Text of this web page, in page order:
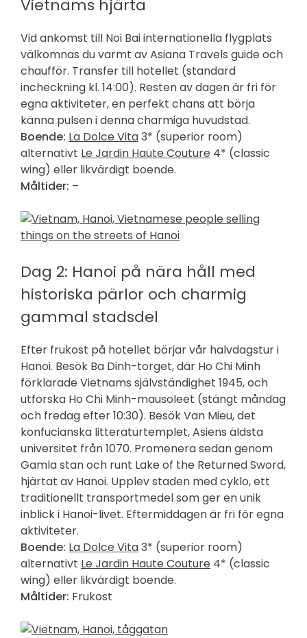
Vietnams hjärta
Vid ankomst till Noi Bai internationella flygplats
välkomnas du varmt av Asiana Travels guide och
chaufför. Transfer till hotellet (standard
incheckning kl. 14:00). Resten av dagen är fri för
egna aktiviteter, en perfekt chans att börja
känna pulsen i denna charmiga huvudstad.
Boende: La Dolce Vita3* (superior room)
alternativt Le Jardin Haute Couture 4* (classic
wing) eller likvärdigt boende.
Måltider: –
Dag 2: Hanoi på nära håll med
historiska pärlor och charmig
gammal stadsdel
Efter frukost på hotellet börjar vår halvdagstur i
Hanoi. Besök Ba Dinh-torget, där Ho Chi Minh
förklarade Vietnams självständighet 1945, och
utforska Ho Chi Minh-mausoleet (stängt måndag
och fredag efter 10:30). Besök Van Mieu, det
konfucianska litteraturtemplet, Asiens äldsta
universitet från 1070. Promenera sedan genom
Gamla stan och runt Lake of the Returned Sword,
hjärtat av Hanoi. Upplev staden med cyklo, ett
traditionellt transportmedel som ger en unik
inblick i Hanoi-livet. Eftermiddagen är fri för egna
aktiviteter.
Boende: La Dolce Vita3* (superior room)
alternativt Le Jardin Haute Couture 4* (classic
wing) eller likvärdigt boende.
Måltider: Frukost